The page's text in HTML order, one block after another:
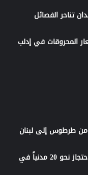
تناحر الفصائل
المحروقات في إدلب
من طرطوس إلى لبنان
القبض على مطلوب بعد اشتباك مسلح واحتجاز نحو 20 مدنياً في